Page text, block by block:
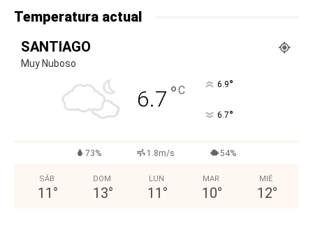
Temperatura actual
SANTIAGO
Muy Nuboso
6.7 °C 6.9°
6.7°
73% 1.8m/s 54%
SÁB
11 °
DOM
13°
LUN
11 °
MAR
10°
MIÉ
12°